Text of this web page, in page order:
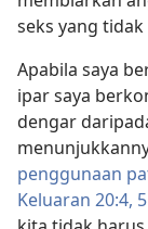
seks yang
Apabila saya
ipar saya
dengar
penggunaan
Keluaran 20:4, 5